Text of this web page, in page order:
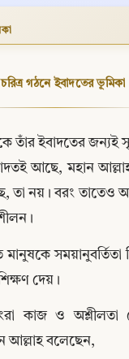
গঠনে ইবাদতের ভূমিকা
তাঁর ইবাদতের জন্যই
আছে, মহান
তা নয়। বরং তাতেও
সময়ানুবর্তিতা
দেয়।
কাজ ও অশ্লীলতা
আল্লাহ বলেছেন,